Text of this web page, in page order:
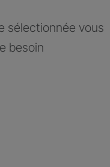
sélectionnée vous
besoin